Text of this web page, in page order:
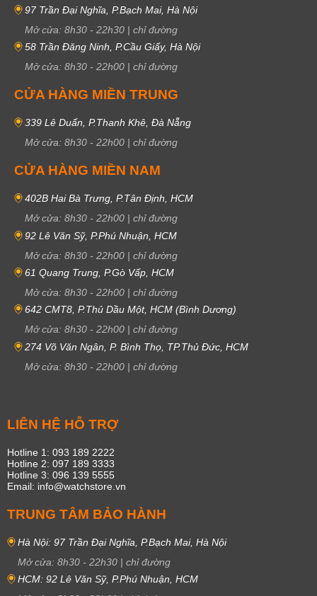
97 Trần Đại Nghĩa, P.Bạch Mai, Hà Nội
Mở cửa: 8h30 - 22h30 | chỉ đường
58 Trần Đăng Ninh, P.Cầu Giấy, Hà Nội
Mở cửa: 8h30 - 22h00 | chỉ đường
CỬA HÀNG MIỀN TRUNG
339 Lê Duẩn, P.Thanh Khê, Đà Nẵng
Mở cửa: 8h30 - 22h00 | chỉ đường
CỬA HÀNG MIỀN NAM
402B Hai Bà Trưng, P.Tân Định, HCM
Mở cửa: 8h30 - 22h00 | chỉ đường
92 Lê Văn Sỹ, P.Phú Nhuận, HCM
Mở cửa: 8h30 - 22h00 | chỉ đường
61 Quang Trung, P.Gò Vấp, HCM
Mở cửa: 8h30 - 22h00 | chỉ đường
642 CMT8, P.Thủ Dầu Một, HCM (Bình Dương)
Mở cửa: 8h30 - 22h00 | chỉ đường
274 Võ Văn Ngân, P. Bình Thọ, TP.Thủ Đức, HCM
Mở cửa: 8h30 - 22h00 | chỉ đường
LIÊN HỆ HỖ TRỢ
Hotline 1: 093 189 2222
Hotline 2: 097 189 3333
Hotline 3: 096 139 5555
Email: info@watchstore.vn
TRUNG TÂM BẢO HÀNH
Hà Nội: 97 Trần Đại Nghĩa, P.Bạch Mai, Hà Nội
Mở cửa: 8h30 - 22h30 | chỉ đường
HCM: 92 Lê Văn Sỹ, P.Phú Nhuận, HCM